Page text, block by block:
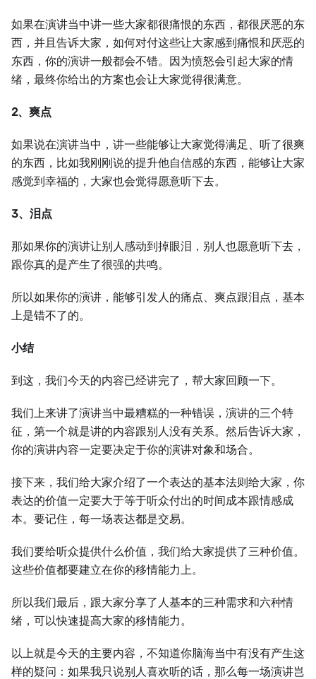
如果在演讲当中讲一些大家都很痛恨的东西，都很厌恶的东
西，并且告诉大家，如何对付这些让大家感到痛恨和厌恶的
东西，你的演讲一般都会不错。因为愤怒会引起大家的情
绪，最终你给出的方案也会让大家觉得很满意。
2、爽点
如果说在演讲当中，讲一些能够让大家觉得满足、听了很爽
的东西，比如我刚刚说的提升他自信感的东西，能够让大家
感觉到幸福的，大家也会觉得愿意听下去。
3、泪点
那如果你的演讲让别人感动到掉眼泪，别人也愿意听下去，
跟你真的是产生了很强的共鸣。
所以如果你的演讲，能够引发人的痛点、爽点跟泪点，基本
上是错不了的。
小结
到这，我们今天的内容已经讲完了，帮大家回顾一下。
我们上来讲了演讲当中最糟糕的一种错误，演讲的三个特
征，第一个就是讲的内容跟别人没有关系。然后告诉大家，
你的演讲内容一定要决定于你的演讲对象和场合。
接下来，我们给大家介绍了一个表达的基本法则给大家，你
表达的价值一定要大于等于听众付出的时间成本跟情感成
本。要记住，每一场表达都是交易。
我们要给听众提供什么价值，我们给大家提供了三种价值。
这些价值都要建立在你的移情能力上。
所以我们最后，跟大家分享了人基本的三种需求和六种情
绪，可以快速提高大家的移情能力。
以上就是今天的主要内容，不知道你脑海当中有没有产生这
样的疑问：如果我只说别人喜欢听的话，那么每一场演讲岂